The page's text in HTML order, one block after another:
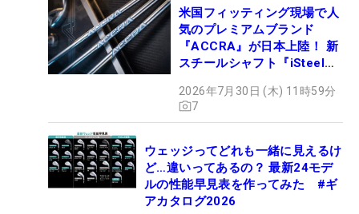
米国フィッティング現場で人
気のプレミアムブランド
『ACCRA』が日本上陸！ 新
スチールシャフト『iSteel
2026年7月30日 (木) 11時59分
7
ウェッジってどれも一緒に見えるけ
ど…違いってあるの？ 最新24モデ
ルの性能早見表を作ってみた #ギ
アカタログ2026